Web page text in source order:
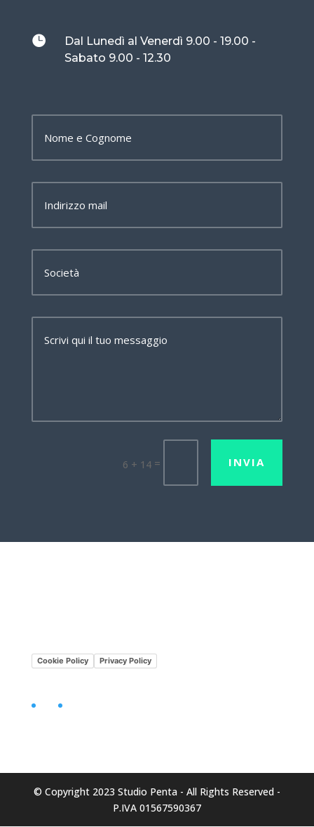

Dal Lunedì al Venerdì 9.00 - 19.00 -
Sabato 9.00 - 12.30
6 + 14 = INVIA
Cookie Policy Privacy Policy
Facebook
© Copyright 2023 Studio Penta - All Rights Reserved -
P.IVA 01567590367